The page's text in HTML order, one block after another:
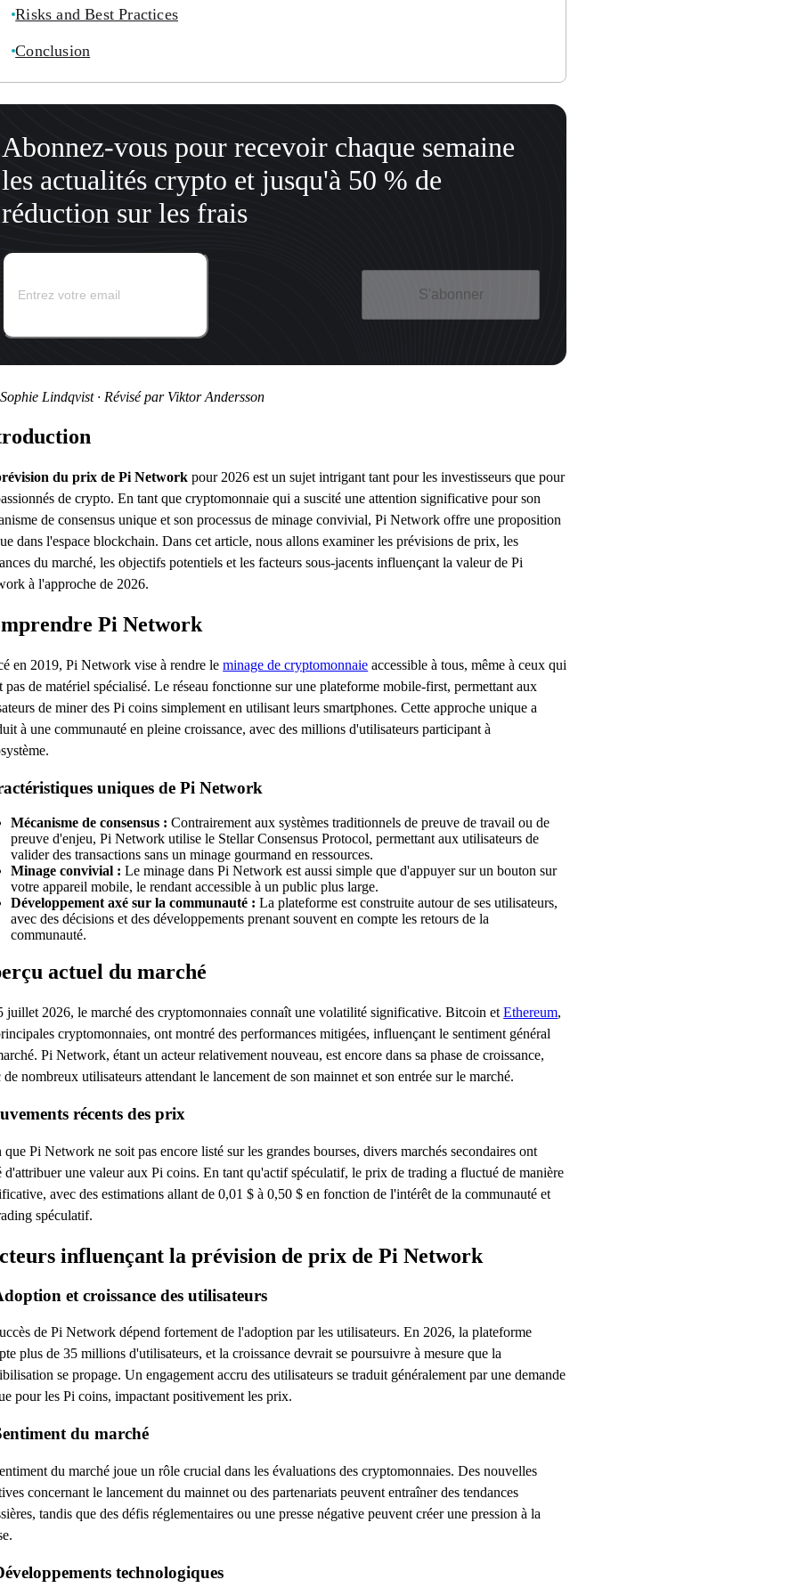
Risks and Best Practices
Conclusion
Abonnez-vous pour recevoir chaque semaine
les actualités crypto et jusqu'à 50 % de
réduction sur les frais
S'abonner
Lindqvist · Révisé par Viktor Andersson
du prix de Pi Network pour 2026 est un sujet intrigant tant pour les investisseurs que pour
de crypto. En tant que cryptomonnaie qui a suscité une attention significative pour son
de consensus unique et son processus de minage convivial, Pi Network offre une proposition
dans l'espace blockchain. Dans cet article, nous allons examiner les prévisions de prix, les
du marché, les objectifs potentiels et les facteurs sous-jacents influençant la valeur de Pi
à l'approche de 2026.
Pi Network
en 2019, Pi Network vise à rendre leminage de cryptomonnaie accessible à tous, même à ceux qui
pas de matériel spécialisé. Le réseau fonctionne sur une plateforme mobile-first, permettant aux
de miner des Pi coins simplement en utilisant leurs smartphones. Cette approche unique a
à une communauté en pleine croissance, avec des millions d'utilisateurs participant à
uniques de Pi Network
Mécanisme de consensus : Contrairement aux systèmes traditionnels de preuve de travail ou de
preuve d'enjeu, Pi Network utilise le Stellar Consensus Protocol, permettant aux utilisateurs de
valider des transactions sans un minage gourmand en ressources.
Minage convivial : Le minage dans Pi Network est aussi simple que d'appuyer sur un bouton sur
votre appareil mobile, le rendant accessible à un public plus large.
Développement axé sur la communauté : La plateforme est construite autour de ses utilisateurs,
avec des décisions et des développements prenant souvent en compte les retours de la
communauté.
actuel du marché
juillet 2026, le marché des cryptomonnaies connaît une volatilité significative. Bitcoin etEthereum,
cryptomonnaies, ont montré des performances mitigées, influençant le sentiment général
Pi Network, étant un acteur relativement nouveau, est encore dans sa phase de croissance,
de nombreux utilisateurs attendant le lancement de son mainnet et son entrée sur le marché.
récents des prix
que Pi Network ne soit pas encore listé sur les grandes bourses, divers marchés secondaires ont
d'attribuer une valeur aux Pi coins. En tant qu'actif spéculatif, le prix de trading a fluctué de manière
avec des estimations allant de 0,01 $ à 0,50 $ en fonction de l'intérêt de la communauté et
spéculatif.
influençant la prévision de prix de Pi Network
et croissance des utilisateurs
de Pi Network dépend fortement de l'adoption par les utilisateurs. En 2026, la plateforme
plus de 35 millions d'utilisateurs, et la croissance devrait se poursuivre à mesure que la
se propage. Un engagement accru des utilisateurs se traduit généralement par une demande
pour les Pi coins, impactant positivement les prix.
du marché
du marché joue un rôle crucial dans les évaluations des cryptomonnaies. Des nouvelles
concernant le lancement du mainnet ou des partenariats peuvent entraîner des tendances
tandis que des défis réglementaires ou une presse négative peuvent créer une pression à la
technologiques